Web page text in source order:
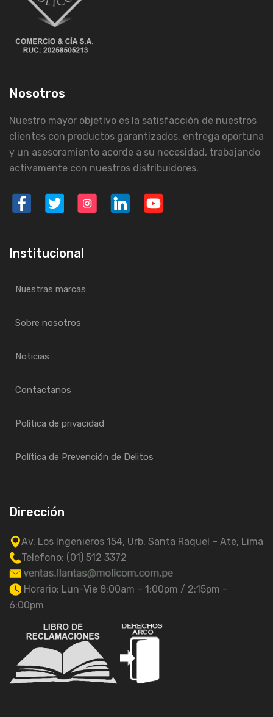
Nosotros
Nuestro mayor objetivo es la satisfacción de nuestros
clientes con productos garantizados, entrega oportuna
y un asesoramiento acorde a su necesidad, trabajando
activamente con nuestros distribuidores.
Institucional
Nuestras marcas
Sobre nosotros
Noticias
Contactanos
Política de privacidad
Política de Prevención de Delitos
Dirección
Av. Los Ingenieros 154, Urb. Santa Raquel – Ate, Lima
Telefono: (01) 512 3372
Horario: Lun-Vie 8:00am – 1:00pm / 2:15pm –
6:00pm